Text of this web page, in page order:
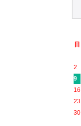
日
2
9
16
23
30